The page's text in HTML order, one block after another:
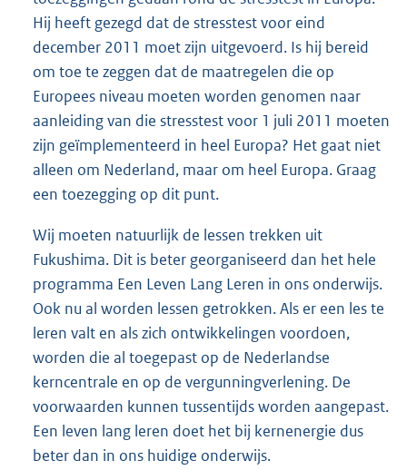
Hij heeft gezegd dat de stresstest voor eind
december 2011 moet zijn uitgevoerd. Is hij bereid
om toe te zeggen dat de maatregelen die op
Europees niveau moeten worden genomen naar
aanleiding van die stresstest voor 1 juli 2011 moeten
zijn geïmplementeerd in heel Europa? Het gaat niet
alleen om Nederland, maar om heel Europa. Graag
een toezegging op dit punt.
Wij moeten natuurlijk de lessen trekken uit
Fukushima. Dit is beter georganiseerd dan het hele
programma Een Leven Lang Leren in ons onderwijs.
Ook nu al worden lessen getrokken. Als er een les te
leren valt en als zich ontwikkelingen voordoen,
worden die al toegepast op de Nederlandse
kerncentrale en op de vergunningverlening. De
voorwaarden kunnen tussentijds worden aangepast.
Een leven lang leren doet het bij kernenergie dus
beter dan in ons huidige onderwijs.